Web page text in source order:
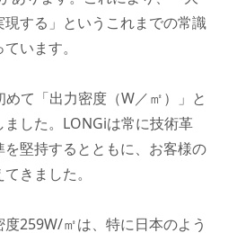
する」というこれまでの常識
います。
て「出力密度（W／㎡）」と
した。LONGiは常に技術革
堅持するとともに、お客様の
きました。
259W/㎡は、特に日本のよう